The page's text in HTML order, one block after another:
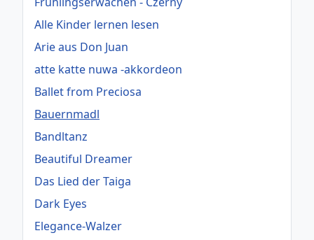
Alle Kinder lernen lesen
Arie aus Don Juan
atte katte nuwa -akkordeon
Ballet from Preciosa
Bauernmadl
Bandltanz
Beautiful Dreamer
Das Lied der Taiga
Dark Eyes
Elegance-Walzer